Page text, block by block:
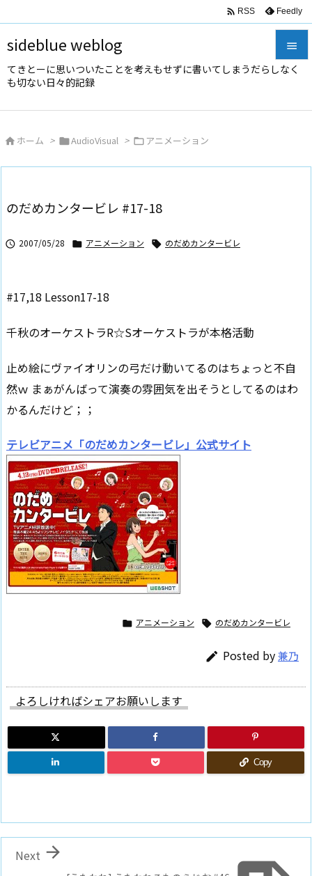
sideblue weblog
てきとーに思いついたことを考えもせずに書いてしまうだらしなく
も切ない日々的記録



 RSS Feedly
 ホーム > AudioVisual > アニメーション
のだめカンタービレ #17-18
 2007/05/28  アニメーション  のだめカンタービレ
#17,18 Lesson17-18
千秋のオーケストラR☆Sオーケストラが本格活動
止め絵にヴァイオリンの弓だけ動いてるのはちょっと不自
然ｗ まぁがんばって演奏の雰囲気を出そうとしてるのはわ
かるんだけど；；
テレビアニメ「のだめカンタービレ」公式サイト
 アニメーション  のだめカンタービレ
 Posted by兼乃
よろしければシェアお願いします
Copy

Next